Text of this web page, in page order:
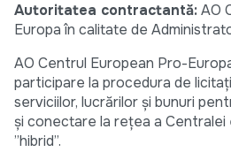
Autoritatea contractantă:AO
Europa în calitate de
AO Centrul European Pro-
participare la procedura de
serviciilor, lucrărilor și bunuri
și conectare la rețea a
”hibrid”.